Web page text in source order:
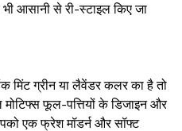
आसानी से री-स्टाइल किए जा
मिंट ग्रीन या लैवेंडर कलर का है तो
फूल-पत्तियों के डिजाइन और
एक फ्रेश मॉडर्न और सॉफ्ट